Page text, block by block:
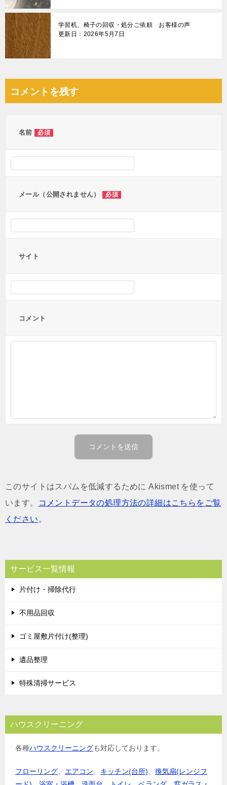
学習机、椅子の回収・処分ご依頼 お客様の声
更新日：2026年5月7日
コメントを残す
名前 必須
メール（公開されません） 必須
サイト
コメント
このサイトはスパムを低減するために Akismet を使って
います。
コメントデータの処理方法の詳細はこちらをご覧
ください 。
サービス一覧情報
片付け・掃除代行
不用品回収
ゴミ屋敷片付け(整理)
遺品整理
特殊清掃サービス
ハウスクリーニング
各種ハウスクリーニングも対応しております。
フローリング エアコン キッチン(台所)
換気扇(レンジフ